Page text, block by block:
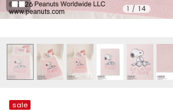
1 / 14
sale